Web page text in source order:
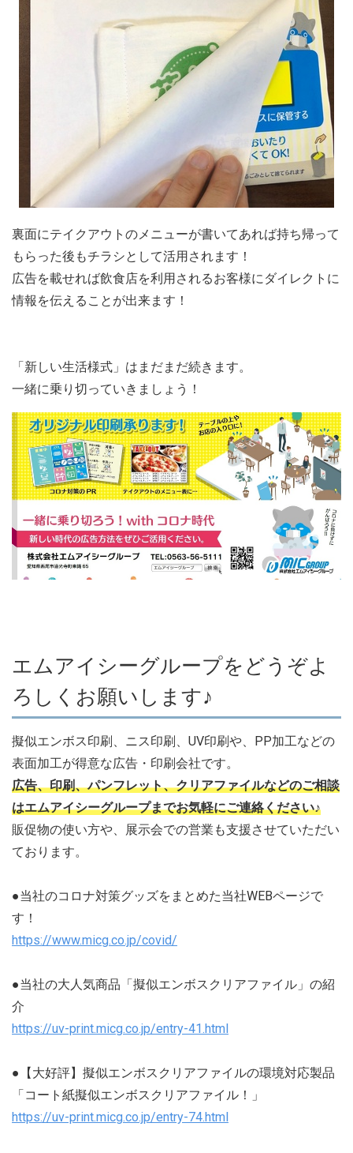
裏面にテイクアウトのメニューが書いてあれば持ち帰って
もらった後もチラシとして活用されます！
広告を載せれば飲食店を利用されるお客様にダイレクトに
情報を伝えることが出来ます！
「新しい生活様式」はまだまだ続きます。
一緒に乗り切っていきましょう！
エムアイシーグループをどうぞよ
ろしくお願いします♪
擬似エンボス印刷、ニス印刷、UV印刷や、PP加工などの
表面加工が得意な広告・印刷会社です。
広告、印刷、パンフレット、クリアファイルなどのご相談
はエムアイシーグループまでお気軽にご連絡ください♪
販促物の使い方や、展示会での営業も支援させていただい
ております。
●当社のコロナ対策グッズをまとめた当社WEBページで
す！
https://www.micg.co.jp/covid/
●当社の大人気商品「擬似エンボスクリアファイル」の紹
介
https://uv-print.micg.co.jp/entry-41.html
●【大好評】擬似エンボスクリアファイルの環境対応製品
「コート紙擬似エンボスクリアファイル！」
https://uv-print.micg.co.jp/entry-74.html